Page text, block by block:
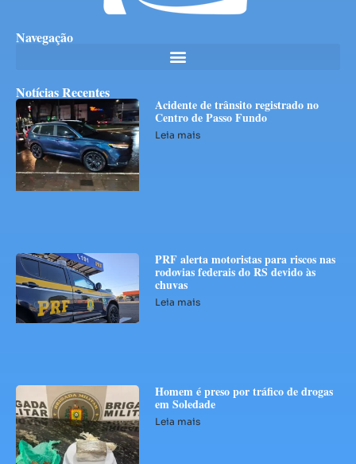
Navegação
Notícias Recentes
Acidente de trânsito registrado no
Centro de Passo Fundo
Leia mais
PRF alerta motoristas para riscos nas
rodovias federais do RS devido às
chuvas
Leia mais
Homem é preso por tráfico de drogas
em Soledade
Leia mais